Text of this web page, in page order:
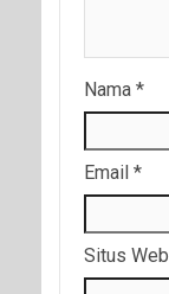
Nama *
Email *
Situs Web